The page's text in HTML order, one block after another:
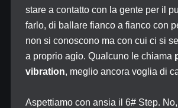
stare a contatto con la gente per il
farlo, di ballare fianco a fianco con
non si conoscono ma con cui ci si
a proprio agio. Qualcuno le chiama
vibration, meglio ancora voglia di
Aspettiamo con ansia il 6# Step.